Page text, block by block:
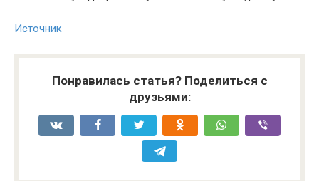
Источник
Понравилась статья? Поделиться с
друзьями: